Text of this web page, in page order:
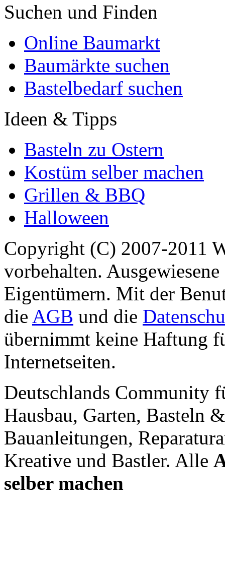
Suchen und Finden
Online Baumarkt
Baumärkte suchen
Bastelbedarf suchen
Ideen & Tipps
Basteln zu Ostern
Kostüm selber machen
Grillen & BBQ
Halloween
Copyright (C) 2007-2011
vorbehalten.
Eigentümern. Mit der
die AGB und die
übernimmt keine Haftung
Internetseiten.
Deutschlands Community
Hausbau, Garten, Basteln
Bauanleitungen,
Kreative und Bastler. Alle
selber machen